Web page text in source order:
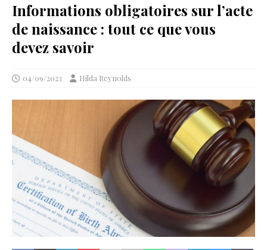
Informations obligatoires sur l’acte
de naissance : tout ce que vous
devez savoir
04/09/2023 Hilda Reynolds